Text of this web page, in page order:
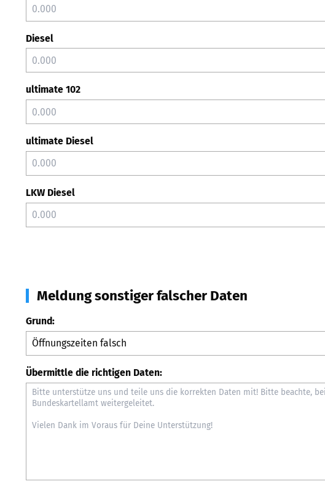
Diesel
ultimate 102
ultimate Diesel
LKW Diesel
Meldung sonstiger falscher Daten
Grund:
Übermittle die richtigen Daten: